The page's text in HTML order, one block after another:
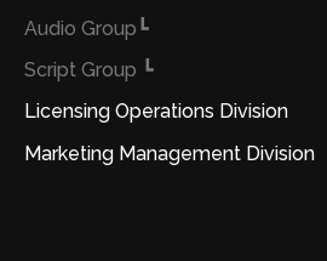
┗Audio Group
┗ Script Group
Licensing Operations Division
Marketing Management Division